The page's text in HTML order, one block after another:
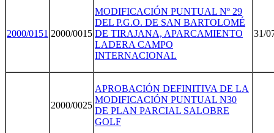
2000/0151 2000/0015
MODIFICACIÓN PUNTUAL Nº 29
DEL P.G.O. DE SAN BARTOLOMÉ
DE TIRAJANA, APARCAMIENTO
LADERA CAMPO
INTERNACIONAL
31/
2000/0025
APROBACIÓN DEFINITIVA DE LA
MODIFICACIÓN PUNTUAL N30
DE PLAN PARCIAL SALOBRE
GOLF